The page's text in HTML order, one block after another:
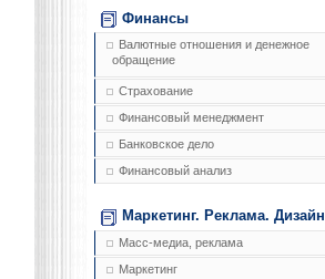
Финансы
Валютные отношения и денежное
обращение
Страхование
Финансовый менеджмент
Банковское дело
Финансовый анализ
Маркетинг. Реклама. Дизайн
Масс-медиа, реклама
Маркетинг